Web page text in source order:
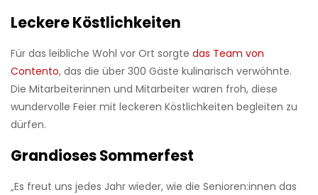
Leckere Köstlichkeiten
Für das leibliche Wohl vor Ort sorgte das Team von
Contento, das die über 300 Gäste kulinarisch verwöhnte.
Die Mitarbeiterinnen und Mitarbeiter waren froh, diese
wundervolle Feier mit leckeren Köstlichkeiten begleiten zu
dürfen.
Grandioses Sommerfest
„Es freut uns jedes Jahr wieder, wie die Senioren:innen das